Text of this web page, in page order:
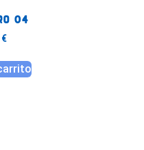
04
€